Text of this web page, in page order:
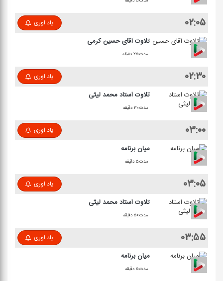
۰۲:۰۵ یاد اوری
تلاوت آقای حسین كرمی
مدت:۲۵ دقیقه
۰۲:۳۰ یاد اوری
تلاوت استاد محمد لیثی
مدت:۳۰ دقیقه
۰۳:۰۰ یاد اوری
میان برنامه
مدت:۵ دقیقه
۰۳:۰۵ یاد اوری
تلاوت استاد محمد لیثی
مدت:۵۰ دقیقه
۰۳:۵۵ یاد اوری
میان برنامه
مدت:۵ دقیقه